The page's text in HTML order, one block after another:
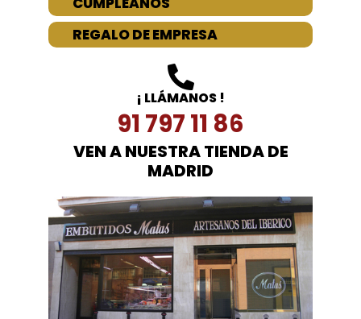
REGALO DE EMPRESA
¡ LLÁMANOS !
91 797 11 86
VEN A NUESTRA TIENDA DE
MADRID